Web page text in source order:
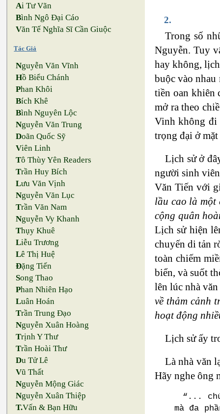
Ai Tư Vãn
Bình Ngô Đại Cáo
Văn Tế Nghĩa Sĩ Cần Giuộc
Tác Giả
Nguyễn Văn Vĩnh
Hồ Biểu Chánh
Phan Khôi
Bích Khê
Bình Nguyên Lộc
Nguyễn Văn Trung
Doãn Quốc Sỹ
Viên Linh
Tô Thùy Yên Readers
Trần Huy Bích
Lưu Văn Vịnh
Nguyễn Văn Lục
Trần Văn Nam
Nguyễn Vy Khanh
Thụy Khuê
Liễu Trương
Lê Thị Huệ
Đặng Tiến
Song Thao
Phan Nhiên Hạo
Luân Hoán
Trần Trung Đạo
Nguyễn Xuân Hoàng
Trịnh Y Thư
Trần Hoài Thư
Du Tử Lê
Vũ Thất
Nguyễn Mộng Giác
Nguyễn Xuân Thiệp
T.Vấn & Bạn Hữu
2.
Trong số
Nguyễn. Tuy
hay không,
buộc vào
tiền oan khiên
mở ra theo
Vinh không đi
trọng đại ở
Lịch sử ở
người sinh
Văn Tiến với
lầu cao là một
cộng quân
Lịch sử hiện
chuyến di tản
toàn chiếm
biển, và suốt
lên lúc nhà
về thảm cảnh
hoạt động
Lịch sử ấy
Là nhà văn
Hãy nghe ông
“...
mà đa